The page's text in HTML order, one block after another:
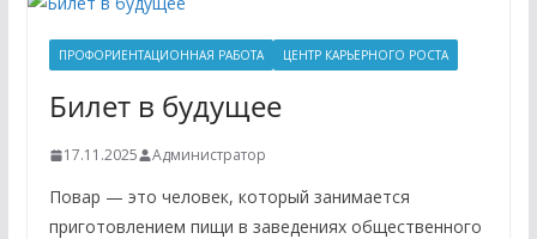
ПРОФОРИЕНТАЦИОННАЯ РАБОТА ЦЕНТР КАРЬЕРНОГО РОСТА
Билет в будущее
17.11.2025 Администратор
Повар — это человек, который занимается
приготовлением пищи в заведениях общественного